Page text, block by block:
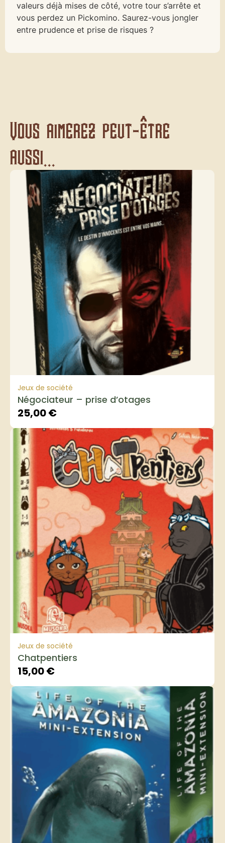
valeurs déjà mises de côté, votre tour s’arrête et
vous perdez un Pickomino. Saurez-vous jongler
entre prudence et prise de risques ?
Vous aimerez peut-être
aussi...
Jeux de société
Négociateur – prise d’otages
25,00€
Jeux de société
Chatpentiers
15,00€